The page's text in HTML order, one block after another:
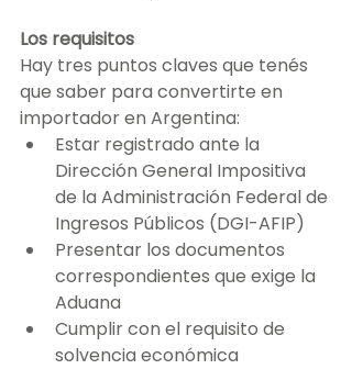
Los requisitos
Hay tres puntos claves que tenés
que saber para convertirte en
importador en Argentina:
Estar registrado ante la
Dirección General Impositiva
de la Administración Federal de
Ingresos Públicos (DGI-AFIP)
Presentar los documentos
correspondientes que exige la
Aduana
Cumplir con el requisito de
solvencia económica